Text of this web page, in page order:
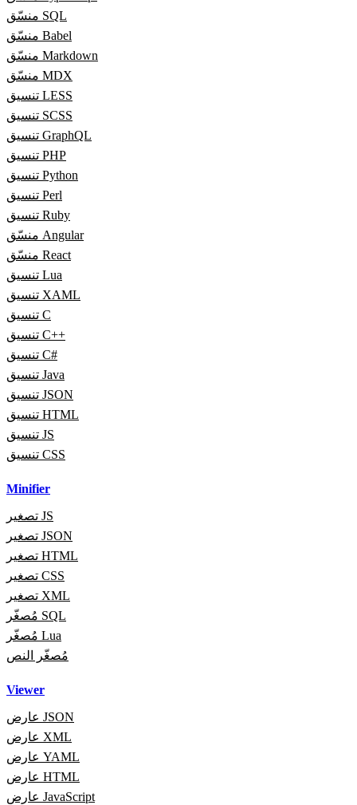
منسّق SQL
منسّق Babel
منسّق Markdown
منسّق MDX
تنسيق LESS
تنسيق SCSS
تنسيق GraphQL
تنسيق PHP
تنسيق Python
تنسيق Perl
تنسيق Ruby
منسّق Angular
منسّق React
تنسيق Lua
تنسيق XAML
تنسيق C
تنسيق C++
تنسيق C#
تنسيق Java
تنسيق JSON
تنسيق HTML
تنسيق JS
تنسيق CSS
Minifier
تصغير JS
تصغير JSON
تصغير HTML
تصغير CSS
تصغير XML
مُصغّر SQL
مُصغّر Lua
مُصغّر النص
Viewer
عارض JSON
عارض XML
عارض YAML
عارض HTML
عارض JavaScript